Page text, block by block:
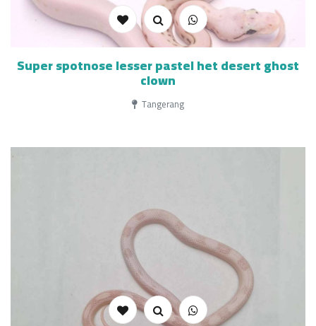
Super spotnose lesser pastel het desert ghost
clown
Tangerang